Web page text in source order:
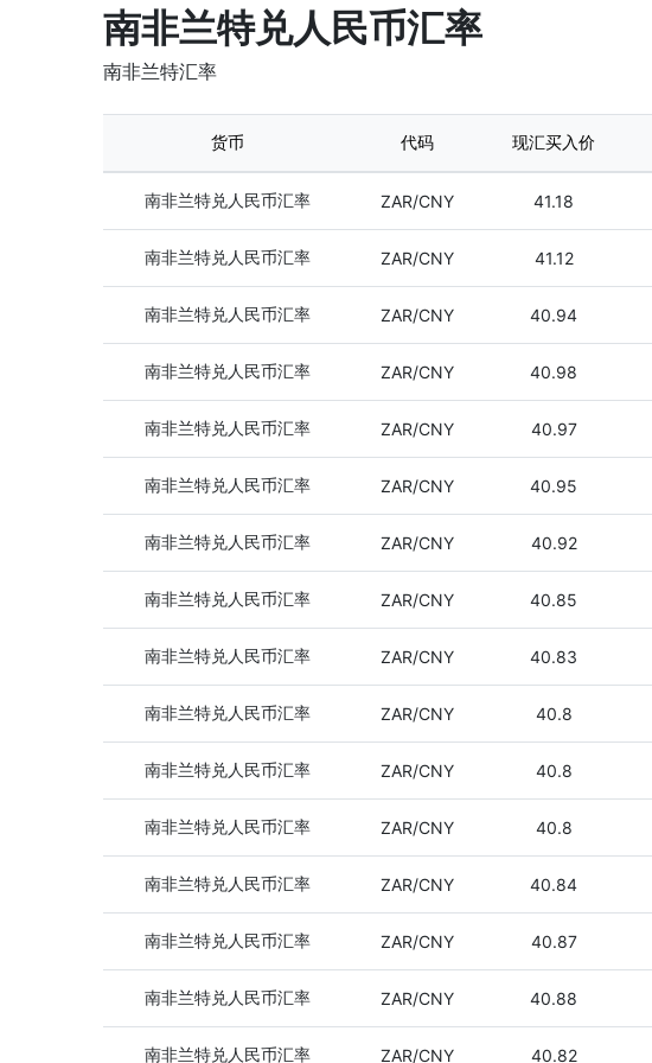
南非兰特兑人民币汇率
南非兰特汇率
货币 代码 现汇买入价
南非兰特兑人民币汇率 ZAR/CNY 41.18
南非兰特兑人民币汇率 ZAR/CNY 41.12
南非兰特兑人民币汇率 ZAR/CNY 40.94
南非兰特兑人民币汇率 ZAR/CNY 40.98
南非兰特兑人民币汇率 ZAR/CNY 40.97
南非兰特兑人民币汇率 ZAR/CNY 40.95
南非兰特兑人民币汇率 ZAR/CNY 40.92
南非兰特兑人民币汇率 ZAR/CNY 40.85
南非兰特兑人民币汇率 ZAR/CNY 40.83
南非兰特兑人民币汇率 ZAR/CNY 40.8
南非兰特兑人民币汇率 ZAR/CNY 40.8
南非兰特兑人民币汇率 ZAR/CNY 40.8
南非兰特兑人民币汇率 ZAR/CNY 40.84
南非兰特兑人民币汇率 ZAR/CNY 40.87
南非兰特兑人民币汇率 ZAR/CNY 40.88
南非兰特兑人民币汇率 ZAR/CNY 40.82